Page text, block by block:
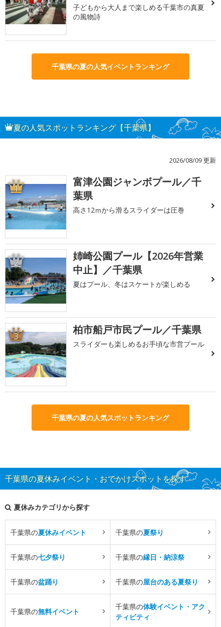
子どもから大人まで楽しめる千葉市の真夏
の風物詩
千葉県の夏の人気イベントランキング
夏の人気スポットランキング【千葉県】
2026/08/09 更新
1
富津公園ジャンボプール／千
葉県
高さ12ｍから滑るスライダーは圧巻
2
姉崎公園プール【2026年営業
中止】／千葉県
夏はプール、冬はスケートが楽しめる
3 柏市船戸市民プール／千葉県
スライダーも楽しめるお手頃な市営プール
千葉県の夏の人気スポットランキング
千葉県の夏休みイベント・おでかけスポットを探す
夏休みカテゴリから探す
千葉県の夏休みイベント 千葉県の夏祭り
千葉県の七夕祭り 千葉県の縁日・納涼祭
千葉県の盆踊り 千葉県の屋台のある夏祭り
千葉県の無料イベント
千葉県の体験イベント・アク
ティビティ